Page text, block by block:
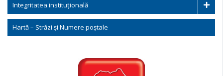
Integritatea instituțională
Hartă – Străzi și Numere poștale